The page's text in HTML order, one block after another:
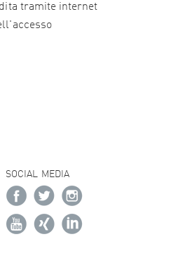
tramite internet
SOCIAL MEDIA